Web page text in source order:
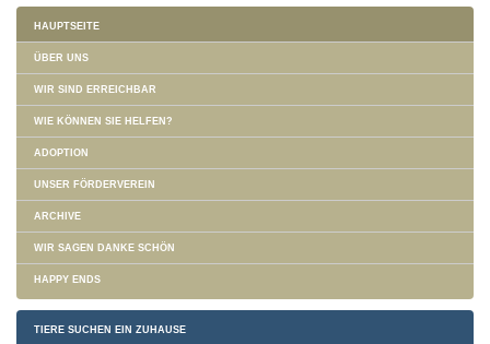
HAUPTSEITE
ÜBER UNS
WIR SIND ERREICHBAR
WIE KÖNNEN SIE HELFEN?
ADOPTION
UNSER FÖRDERVEREIN
ARCHIVE
WIR SAGEN DANKE SCHÖN
HAPPY ENDS
TIERE SUCHEN EIN ZUHAUSE